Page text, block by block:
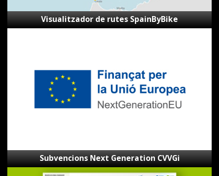
Visualitzador de rutes SpainByBike
Subvencions Next Generation CVVGi